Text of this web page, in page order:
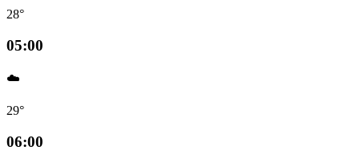
28°
05:00
☁️
29°
06:00